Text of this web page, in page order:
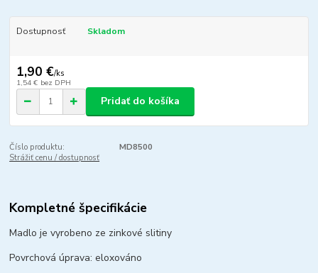
Dostupnosť Skladom
1,90 €/ks
1,54 € bez DPH
Pridať do košíka
Číslo produktu:
MD8500
Strážiť cenu / dostupnosť
Kompletné špecifikácie
Madlo je vyrobeno ze zinkové slitiny
Povrchová úprava: eloxováno